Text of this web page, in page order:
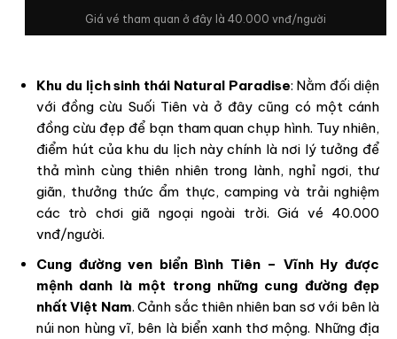
Giá vé tham quan ở đây là 40.000 vnđ/người
Khu du lịch sinh thái Natural Paradise: Nằm đối diện
với đồng cừu Suối Tiên và ở đây cũng có một cánh
đồng cừu đẹp để bạn tham quan chụp hình. Tuy nhiên,
điểm hút của khu du lịch này chính là nơi lý tưởng để
thả mình cùng thiên nhiên trong lành, nghỉ ngơi, thư
giãn, thưởng thức ẩm thực, camping và trải nghiệm
các trò chơi giã ngoại ngoài trời. Giá vé 40.000
vnđ/người.
Cung đường ven biển Bình Tiên – Vĩnh Hy được
mệnh danh là một trong những cung đường đẹp
nhất Việt Nam. Cảnh sắc thiên nhiên ban sơ với bên là
núi non hùng vĩ, bên là biển xanh thơ mộng. Những địa